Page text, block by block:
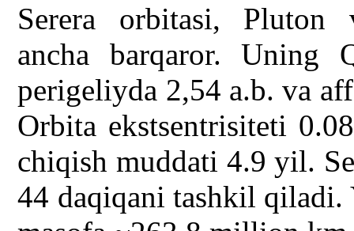
Serera orbitasi, Pluton
ancha barqaror. Uning
perigeliyda 2,54 a.b. va
Orbita ekstsentrisiteti
chiqish muddati 4.9 yil.
44 daqiqani tashkil qiladi.